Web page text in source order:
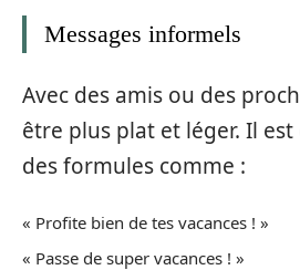
Messages informels
Avec des amis ou des
être plus plat et léger. Il
des formules comme :
« Profite bien de tes vacances ! »
« Passe de super vacances ! »